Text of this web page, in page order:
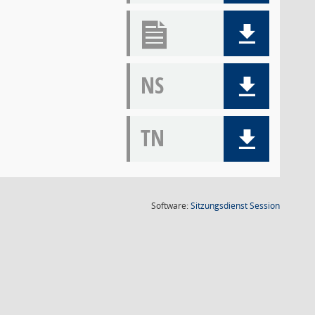
NS
TN
Software:SitzungsdienstSession(Wird in